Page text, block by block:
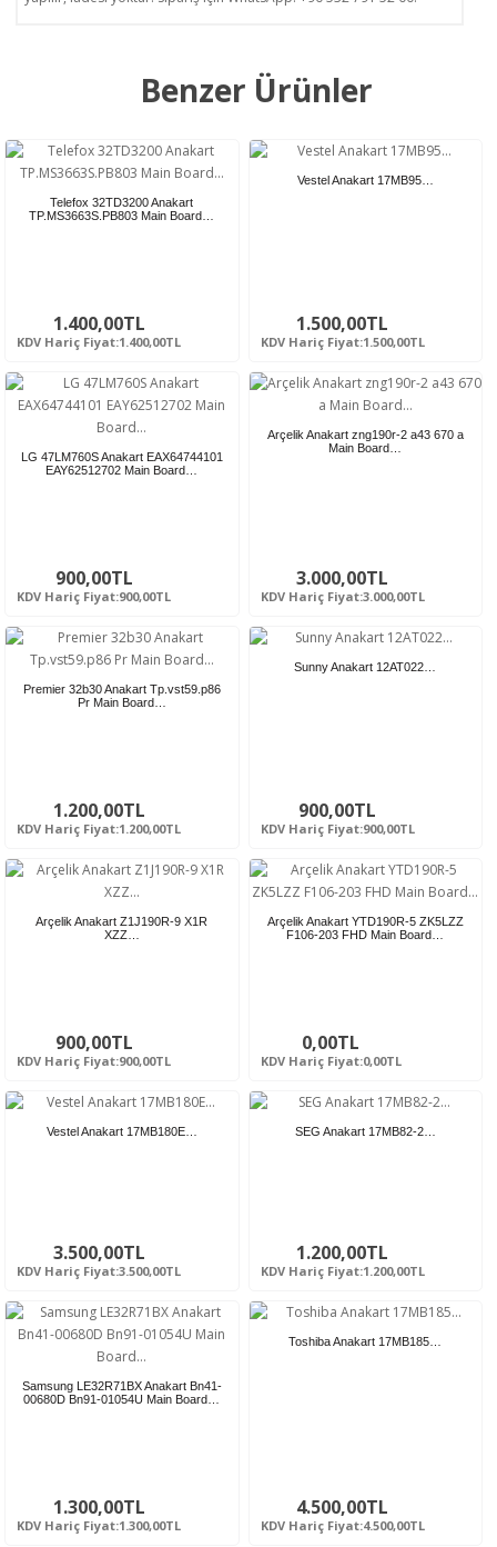
Benzer Ürünler
Telefox 32TD3200 Anakart
TP.MS3663S.PB803 Main Board…
1.400,00TL
KDV Hariç Fiyat:1.400,00TL
Vestel Anakart 17MB95…
1.500,00TL
KDV Hariç Fiyat:1.500,00TL
LG 47LM760S Anakart EAX64744101
EAY62512702 Main Board…
900,00TL
KDV Hariç Fiyat:900,00TL
Arçelik Anakart zng190r-2 a43 670 a
Main Board…
3.000,00TL
KDV Hariç Fiyat:3.000,00TL
Premier 32b30 Anakart Tp.vst59.p86
Pr Main Board…
1.200,00TL
KDV Hariç Fiyat:1.200,00TL
Sunny Anakart 12AT022…
900,00TL
KDV Hariç Fiyat:900,00TL
Arçelik Anakart Z1J190R-9 X1R
XZZ…
900,00TL
KDV Hariç Fiyat:900,00TL
Arçelik Anakart YTD190R-5 ZK5LZZ
F106-203 FHD Main Board…
0,00TL
KDV Hariç Fiyat:0,00TL
Vestel Anakart 17MB180E…
3.500,00TL
KDV Hariç Fiyat:3.500,00TL
SEG Anakart 17MB82-2…
1.200,00TL
KDV Hariç Fiyat:1.200,00TL
Samsung LE32R71BX Anakart Bn41-
00680D Bn91-01054U Main Board…
1.300,00TL
KDV Hariç Fiyat:1.300,00TL
Toshiba Anakart 17MB185…
4.500,00TL
KDV Hariç Fiyat:4.500,00TL